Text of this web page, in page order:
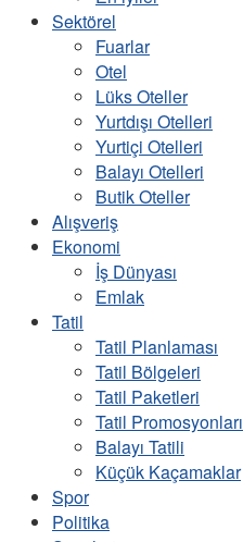
Sektörel
Fuarlar
Otel
Lüks Oteller
Yurtdışı Otelleri
Yurtiçi Otelleri
Balayı Otelleri
Butik Oteller
Alışveriş
Ekonomi
İş Dünyası
Emlak
Tatil
Tatil Planlaması
Tatil Bölgeleri
Tatil Paketleri
Tatil Promosyonları
Balayı Tatili
Küçük Kaçamaklar
Spor
Politika